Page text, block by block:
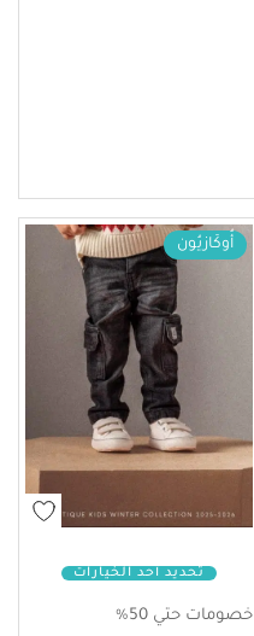
تحديد أحد الخيارات
أُوكَازيُون
خصومات حتي 50%